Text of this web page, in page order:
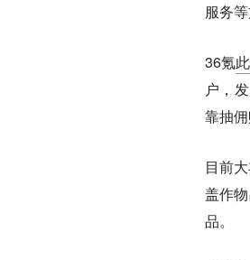
服务
36氪
户，
靠抽
目前
盖作
品。